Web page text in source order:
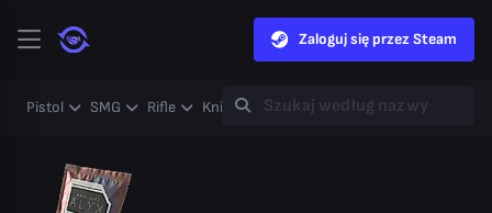
Zaloguj się przez Steam
Pistol SMG Rifle Knife Gloves Heavy Case